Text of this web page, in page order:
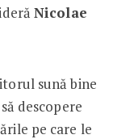
Nicolae
sună bine
descopere
pe care le